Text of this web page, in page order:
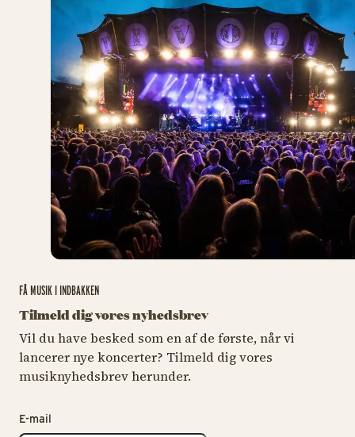
FÅ MUSIK I INDBAKKEN
Tilmeld dig vores nyhedsbrev
Vil du have besked som en af de første, når vi
lancerer nye koncerter? Tilmeld dig vores
musiknyhedsbrev herunder.
E-mail